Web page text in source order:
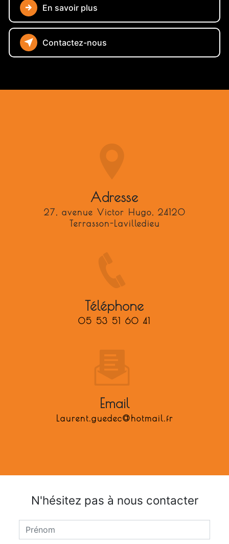
En savoir plus
Contactez-nous
Adresse
27, avenue Victor Hugo, 24120
Terrasson-Lavilledieu
Téléphone
05 53 51 60 41
Email
laurent.guedec@hotmail.fr
N'hésitez pas à nous contacter